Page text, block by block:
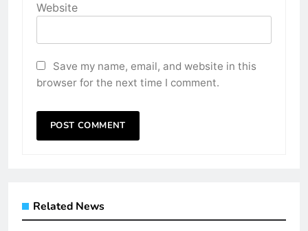
Website
Save my name, email, and website in this
browser for the next time I comment.
Related News